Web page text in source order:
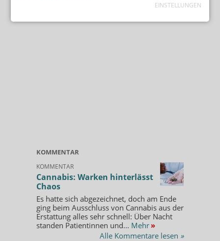
EINSTELLUNGEN
KOMMENTAR
KOMMENTAR
Cannabis: Warken hinterlässt
Chaos
Es hatte sich abgezeichnet, doch am Ende
ging beim Ausschluss von Cannabis aus der
Erstattung alles sehr schnell: Über Nacht
standen Patientinnen und... Mehr »
Alle Kommentare lesen »